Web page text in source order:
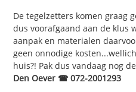
De tegelzetters komen graag
dus voorafgaand aan de klus
aanpak en materialen
geen onnodige
huis?! Pak dus vandaag nog
Den Oever ☎ 072-2001293